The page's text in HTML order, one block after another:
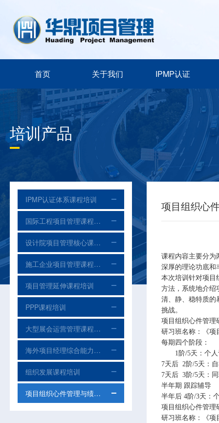
首页 关于我们 IPMP认证
培训产品
IPMP认证体系课程培训
国际工程项目管理课程培训
设计院项目管理核心课程培训
施工企业项目管理课程培训
项目管理延伸课程培训
PPP课程培训
大型展会运营管理课程培训
海外项目经理综合能力课程培训
组织发展课程培训
项目组织心件管理与绩效提升课程培训
项目组织心
课程内容主要分为
深厚的理论功底和
本次培训针对项目
方法，系统地介绍
清、静、稳特质的
挑战。
项目组织心件管理
研习班名称：《项
每期四个阶段：
1阶/5天：个人
7天后 2阶/5天：
7天后 3阶/5天：
半年期 跟踪辅导
半年后 4阶/3天：
项目组织心件管理
研习班名称：《项